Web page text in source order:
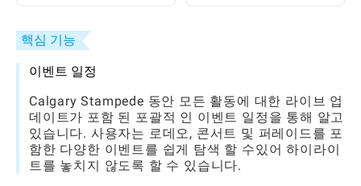
핵심 기능
이벤트 일정
Calgary Stampede 동안 모든 활동에 대한 라이브 업
데이트가 포함 된 포괄적 인 이벤트 일정을 통해 알고
있습니다. 사용자는 로데오, 콘서트 및 퍼레이드를 포
함한 다양한 이벤트를 쉽게 탐색 할 수있어 하이라이
트를 놓치지 않도록 할 수 있습니다.